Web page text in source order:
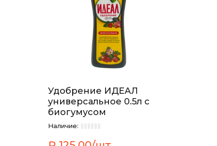
Удобрение ИДЕАЛ
универсальное 0.5л с
биогумусом
Наличие: